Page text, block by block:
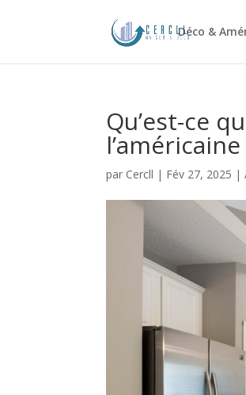
Déco &
Qu’est-ce
l’américaine
par Cercll | Fév 27, 2025 |